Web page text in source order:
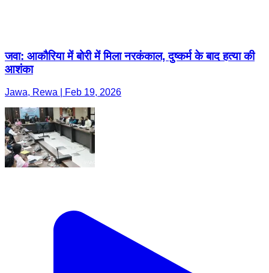
जवा: आकौरिया में बोरी में मिला नरकंकाल, दुष्कर्म के बाद हत्या की
आशंका
Jawa, Rewa | Feb 19, 2026